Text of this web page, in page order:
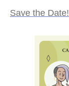
Save the Date!